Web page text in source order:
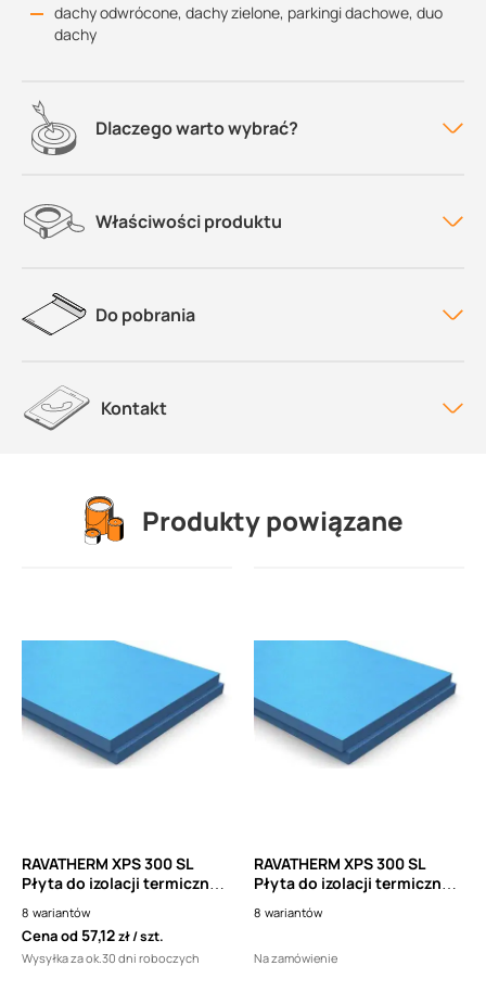
dachy odwrócone, dachy zielone, parkingi dachowe, duo
dachy
Dlaczego warto wybrać?
Właściwości produktu
Do pobrania
Kontakt
Produkty powiązane
RAVATHERM XPS 300 SL
Płyta do izolacji termicznej
60 x 125 cm (polistyren
ekstrudowany XPS,
styrodur) 0,75m2
8 wariantów
Cena od 57,12zł szt.
Wysyłka za ok.30 dni roboczych
RAVATHERM XPS 300 SL
Płyta do izolacji termicznej
60 x 125 cm (polistyren
ekstrudowany XPS,
8 wariantów
Na zamówienie